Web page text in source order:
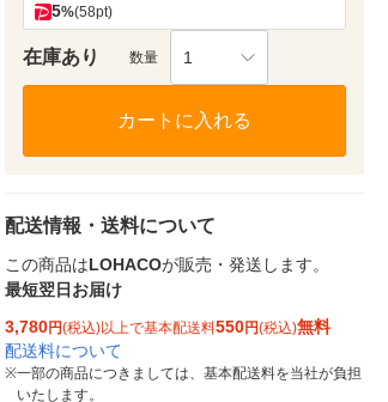
5%(58pt)
在庫あり 数量 1
カートに入れる
配送情報・送料について
この商品はLOHACOが販売・発送します。
最短翌日お届け
3,780円(税込)以上で基本配送料550円(税込)無料
配送料について
※一部の商品につきましては、基本配送料を当社が負担
いたします。